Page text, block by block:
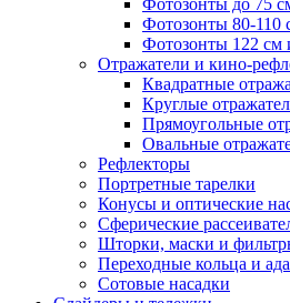
Фотозонты до 75
Фотозонты 80-110
Фотозонты 122 см
Отражатели и кино-
Квадратные
Круглые
Прямоугольные
Овальные
Рефлекторы
Портретные тарелки
Конусы и оптические
Сферические
Шторки, маски и
Переходные кольца и
Сотовые насадки